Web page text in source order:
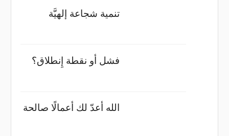
تنمية شجاعة إلهيَّة
فشل أو نقطة إِنطلاق؟
الله أعدّ لك أعمالًا صالحة